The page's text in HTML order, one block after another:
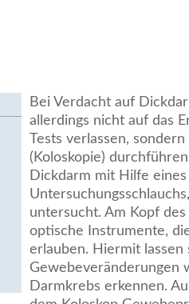
Bei Verdacht auf
allerdings nicht auf das
Tests verlassen,
(Koloskopie)
Dickdarm mit Hilfe eines
untersucht. Am Kopf
optische Instrumente,
erlauben. Hiermit lassen
Gewebeveränderungen
Darmkrebs erkennen.